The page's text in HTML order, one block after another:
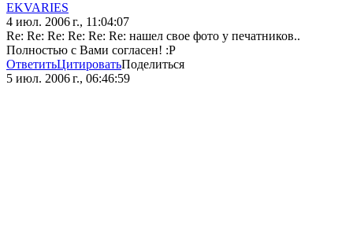
EKVARIES
4 июл. 2006 г., 11:04:07
Re: Re: Re: Re: Re: Re: нашел свое фото у печатников..
Полностью с Вами согласен! :P
ОтветитьЦитироватьПоделиться
5 июл. 2006 г., 06:46:59